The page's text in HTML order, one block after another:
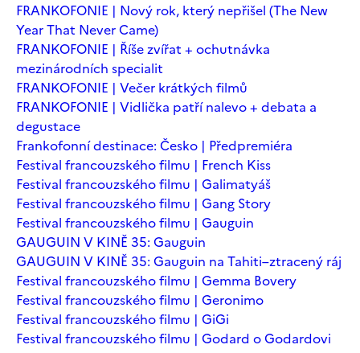
FRANKOFONIE | Nový rok, který nepřišel (The New
Year That Never Came)
FRANKOFONIE | Říše zvířat + ochutnávka
mezinárodních specialit
FRANKOFONIE | Večer krátkých filmů
FRANKOFONIE | Vidlička patří nalevo + debata a
degustace
Frankofonní destinace: Česko | Předpremiéra
Festival francouzského filmu | French Kiss
Festival francouzského filmu | Galimatyáš
Festival francouzského filmu | Gang Story
Festival francouzského filmu | Gauguin
GAUGUIN V KINĚ 35: Gauguin
GAUGUIN V KINĚ 35: Gauguin na Tahiti–ztracený ráj
Festival francouzského filmu | Gemma Bovery
Festival francouzského filmu | Geronimo
Festival francouzského filmu | GiGi
Festival francouzského filmu | Godard o Godardovi